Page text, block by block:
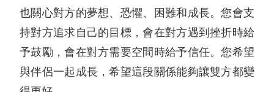
也關心對方的夢想、恐懼、困難和成長。您會支
持對方追求自己的目標，會在對方遇到挫折時給
予鼓勵，會在對方需要空間時給予信任。您希望
與伴侶一起成長，希望這段關係能夠讓雙方都變